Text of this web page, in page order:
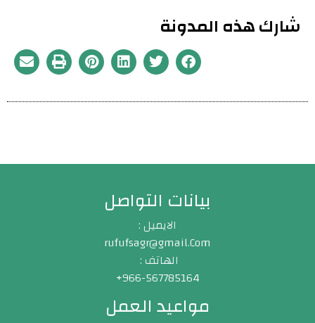
شارك هذه المدونة
بيانات التواصل
الايميل :
rufufsagr@gmail.Com
الهاتف :
966-567785164+
مواعيد العمل